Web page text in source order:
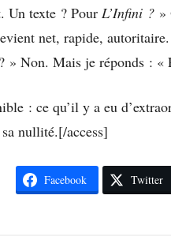
Un texte ? Pour L’Infini ? »
net, rapide,
» Non. Mais je réponds : «
: ce qu’il y a eu
sa nullité.[/access]
Facebook Twitter